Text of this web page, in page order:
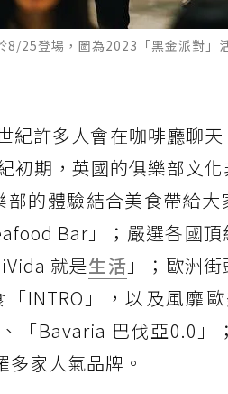
8/25登場，圖為2023「黑金派對
紀許多人會在咖啡廳聊
初期，英國的俱樂部文
的體驗結合美食帶給
Bar」；嚴選各國
就是生活 」；歐洲
INTRO」，以及風靡
「Bavaria 巴伐亞0.0」
家人氣品牌。